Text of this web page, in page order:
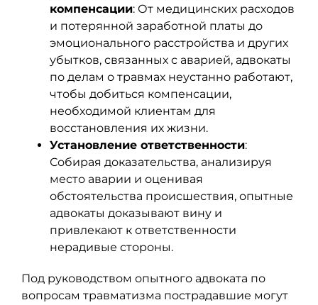
компенсации: От медицинских расходов
и потерянной заработной платы до
эмоционального расстройства и других
убытков, связанных с аварией, адвокаты
по делам о травмах неустанно работают,
чтобы добиться компенсации,
необходимой клиентам для
восстановления их жизни.
Установление ответственности:
Собирая доказательства, анализируя
место аварии и оценивая
обстоятельства происшествия, опытные
адвокаты доказывают вину и
привлекают к ответственности
нерадивые стороны.
Под руководством опытного адвоката по
вопросам травматизма пострадавшие могут